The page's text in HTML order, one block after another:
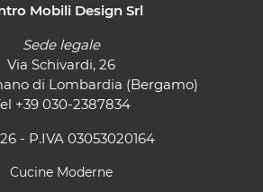
Mobili Design Srl
Sede legale
Via Schivardi, 26
di Lombardia (Bergamo)
+39 030-2387834
- P.IVA 03053020164
Cucine Moderne